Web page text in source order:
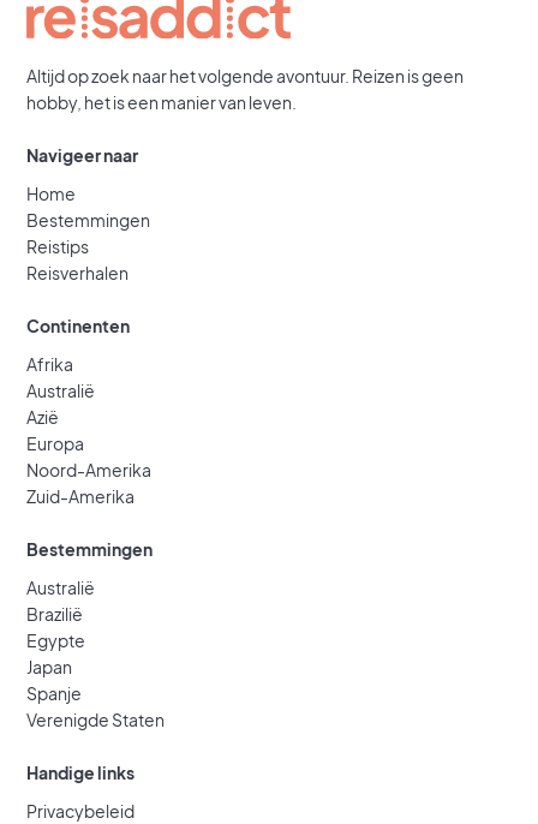
Altijd op zoek naar het volgende avontuur. Reizen is geen
hobby, het is een manier van leven.
Navigeer naar
Home
Bestemmingen
Reistips
Reisverhalen
Continenten
Afrika
Australië
Azië
Europa
Noord-Amerika
Zuid-Amerika
Bestemmingen
Australië
Brazilië
Egypte
Japan
Spanje
Verenigde Staten
Handige links
Privacybeleid